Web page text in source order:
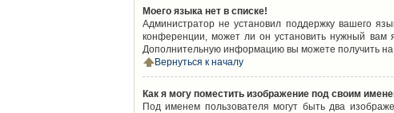
Моего языка нет в списке!
Администратор не установил поддержку вашего
конференции, может ли он установить нужный вам
Дополнительную информацию вы можете получить
Вернуться к началу
Как я могу поместить изображение под своим
Под именем пользователя могут быть два